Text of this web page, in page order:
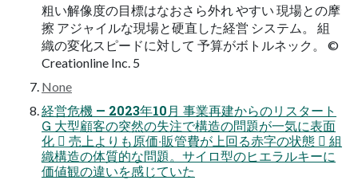
粗い解像度の⽬標はなおさら外れ やすい 現場との摩
擦 アジャイルな現場と硬直した経営 システム。 組
織の変化スピードに対して 予算がボトルネック。 ©
Creationline Inc. 5
None
経営危機 — 2023年10⽉ 事業再建からのリスタート
 ⼤型顧客の突然の失注で構造の問題が⼀気に表⾯
化  売上よりも原価‧販管費が上回る⾚字の状態  組
織構造の体質的な問題。サイロ型のヒエラルキーに
価値観の違いを感じていた